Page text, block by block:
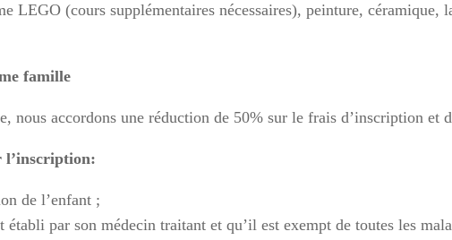
LEGO (cours supplémentaires nécessaires), peinture, céramique,
famille
nous accordons une réduction de 50% sur le frais d’inscription et
l’inscription:
de l’enfant ;
par son médecin traitant et qu’il est exempt de toutes les